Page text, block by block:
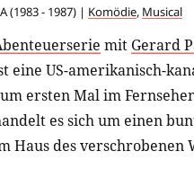
(1983 - 1987) | Komödie, Musical
mit Gerard
eine US-amerikanisch-
ersten Mal im
es sich um einen
Haus des verschrobenen